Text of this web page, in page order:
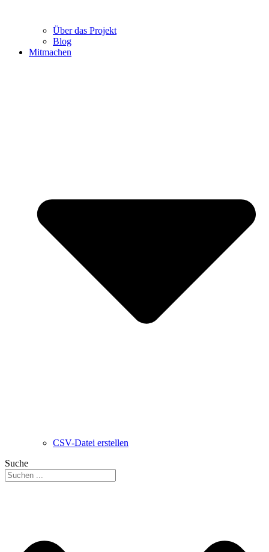
Über das Projekt
Blog
Mitmachen
CSV-Datei erstellen
Suche